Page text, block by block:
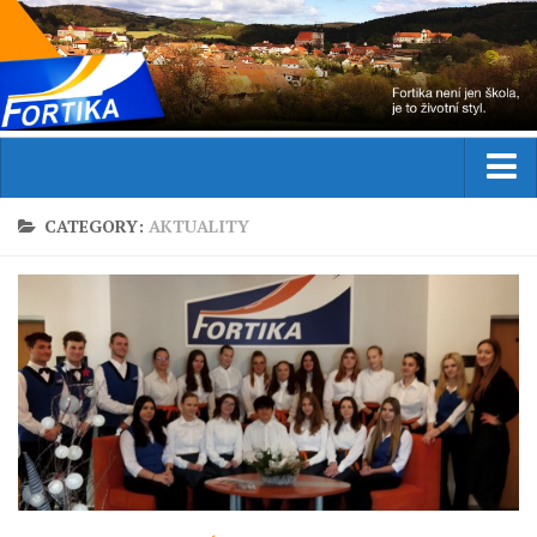
Domů
Studium
Obor
Přijímací řízení
Praxe
Zahraniční stáže
Kurzy
CATEGORY: AKTUALITY